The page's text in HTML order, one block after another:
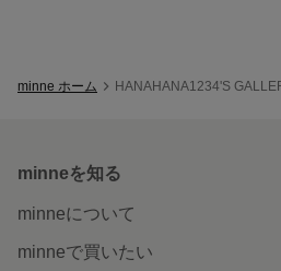
minne ホーム HANAHANA1234'S
minneを知る
minneについて
minneで買いたい